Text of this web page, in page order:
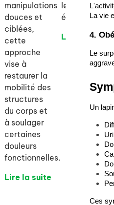
manipulations
douces et
ciblées,
cette
approche
vise à
restaurer la
mobilité des
structures
du corps et
à soulager
certaines
douleurs
fonctionnelles.
Lire la suite
les
émotions.
Lire la suite
La vie
4.
Le
Un
Ces